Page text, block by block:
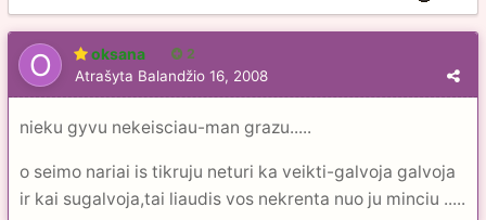
oksana 2
Atrašyta Balandžio 16, 2008
nieku gyvu nekeisciau-man grazu.....
o seimo nariai is tikruju neturi ka veikti-galvoja galvoja
ir kai sugalvoja,tai liaudis vos nekrenta nuo ju minciu .....